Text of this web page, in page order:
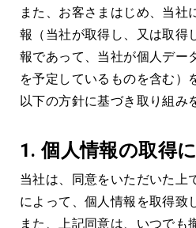
また、お客さまはじめ、当社
報（当社が取得し、又は取得
報であって、当社が個人デー
を予定しているものを含む）
以下の方針に基づき取り組み
1.個人情報の取得
当社は、同意をいただいた上
によって、個人情報を取得致
また、上記同意は、いつでも